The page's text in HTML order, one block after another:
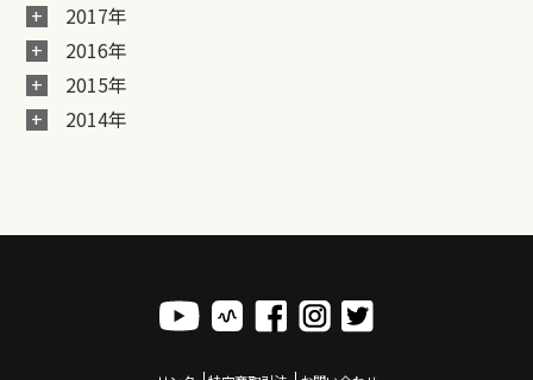
2017年
2016年
2015年
2014年